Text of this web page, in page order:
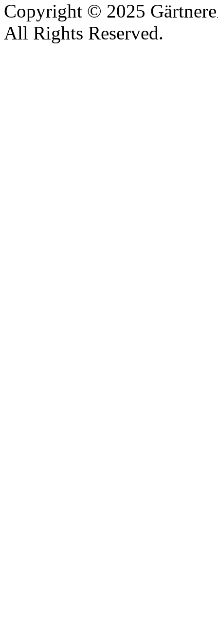
Copyright © 2025
All Rights Reserved.